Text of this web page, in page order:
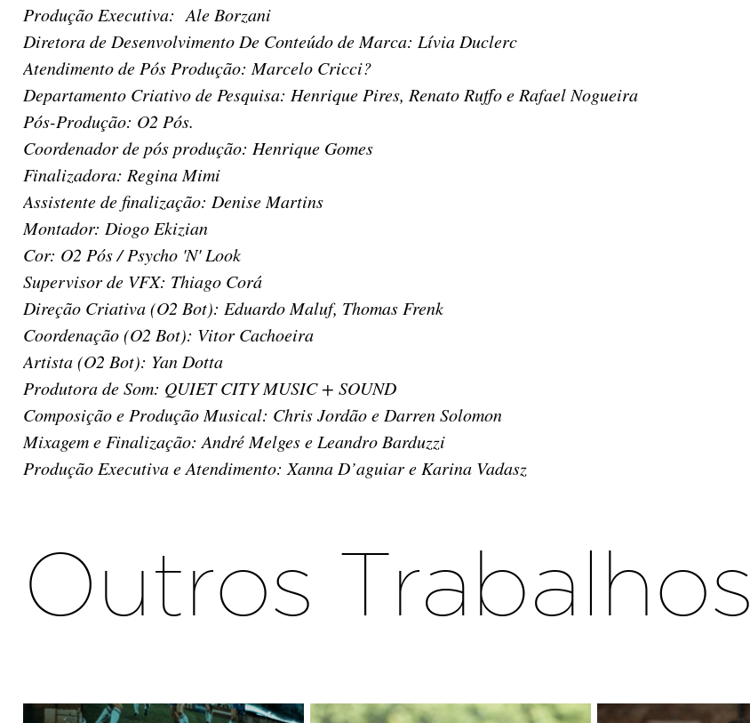
Produção Executiva: Ale Borzani
Diretora de Desenvolvimento De Conteúdo de Marca: Lívia Duclerc
Atendimento de Pós Produção: Marcelo Cricci?
Departamento Criativo de Pesquisa: Henrique Pires, Renato Ruffo e Rafael Nogueira
Pós-Produção: O2 Pós.
Coordenador de pós produção: Henrique Gomes
Finalizadora: Regina Mimi
Assistente de finalização: Denise Martins
Montador: Diogo Ekizian
Cor: O2 Pós / Psycho 'N' Look
Supervisor de VFX: Thiago Corá
Direção Criativa (O2 Bot): Eduardo Maluf, Thomas Frenk
Coordenação (O2 Bot): Vitor Cachoeira
Artista (O2 Bot): Yan Dotta
Produtora de Som: QUIET CITY MUSIC + SOUND
Composição e Produção Musical: Chris Jordão e Darren Solomon
Mixagem e Finalização: André Melges e Leandro Barduzzi
Produção Executiva e Atendimento: Xanna D’aguiar e Karina Vadasz
Outros Trabalhos